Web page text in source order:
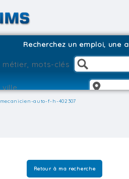
Recherchez un emploi, une
mecanicien-auto-f-h-402307
Retour à ma recherche